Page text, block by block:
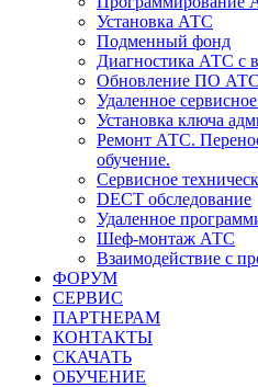
Установка АТС
Подменный фонд
Диагностика АТС с
Обновление ПО АТС
Удаленное
Установка ключа
Ремонт АТС.
обучение.
Сервисное
DECT обследование
Удаленное
Шеф-монтаж АТС
Взаимодействие с
ФОРУМ
СЕРВИС
ПАРТНЕРАМ
КОНТАКТЫ
СКАЧАТЬ
ОБУЧЕНИЕ